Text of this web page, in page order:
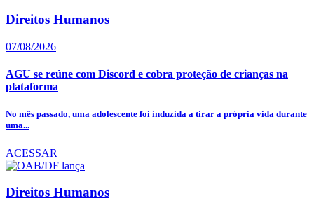
Direitos Humanos
07/08/2026
AGU se reúne com Discord e cobra proteção de crianças na
plataforma
No mês passado, uma adolescente foi induzida a tirar a própria vida durante
uma...
ACESSAR
Direitos Humanos